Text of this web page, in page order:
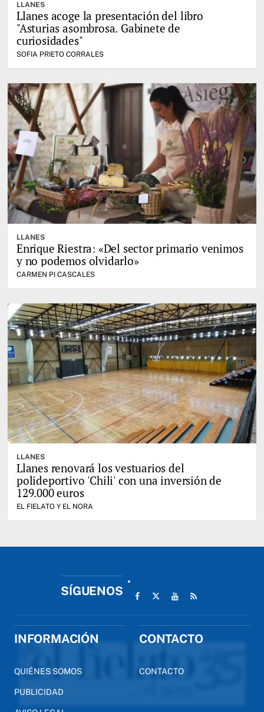
LLANES
Llanes acoge la presentación del libro
"Asturias asombrosa. Gabinete de
curiosidades"
SOFIA PRIETO CORRALES
LLANES
Enrique Riestra: «Del sector primario venimos
y no podemos olvidarlo»
CARMEN PI CASCALES
LLANES
Llanes renovará los vestuarios del
polideportivo 'Chili' con una inversión de
129.000 euros
EL FIELATO Y EL NORA
SÍGUENOS
INFORMACIÓN
QUIÉNES SOMOS
PUBLICIDAD
CONTACTO
CONTACTO